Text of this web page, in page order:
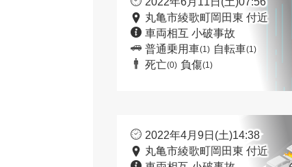
丸亀市綾歌町岡田東 付近
車両相互 小破事故
普通乗用車(1) 自転車(1)
死亡(0) 負傷(1)
2022年4月9日(土)14:38
丸亀市綾歌町岡田東 付近